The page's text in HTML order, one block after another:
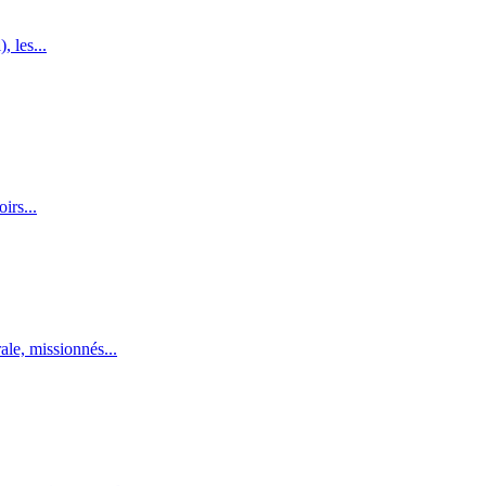
les...
missionnés...